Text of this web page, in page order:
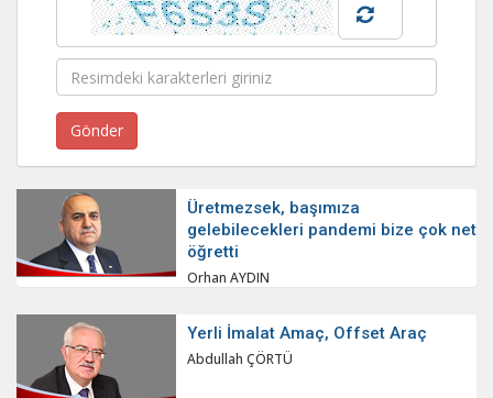
Üretmezsek, başımıza
gelebilecekleri pandemi bize çok net
öğretti
Orhan AYDIN
Yerli İmalat Amaç, Offset Araç
Abdullah ÇÖRTÜ